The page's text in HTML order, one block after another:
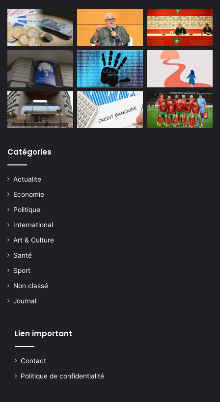
Catégories
Actualite
Economie
Politique
International
Art & Culture
Santé
Sport
Non classé
Journal
Lien important
Contact
Politique de confidentialité